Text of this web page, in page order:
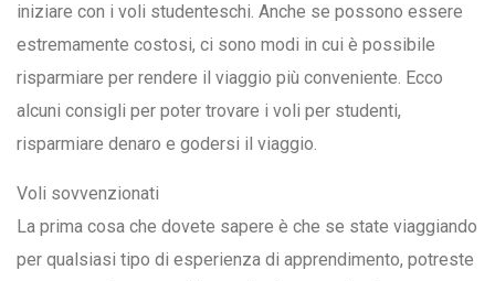
iniziare con i voli studenteschi. Anche se possono essere
estremamente costosi, ci sono modi in cui è possibile
risparmiare per rendere il viaggio più conveniente. Ecco
alcuni consigli per poter trovare i voli per studenti,
risparmiare denaro e godersi il viaggio.
Voli sovvenzionati
La prima cosa che dovete sapere è che se state viaggiando
per qualsiasi tipo di esperienza di apprendimento, potreste